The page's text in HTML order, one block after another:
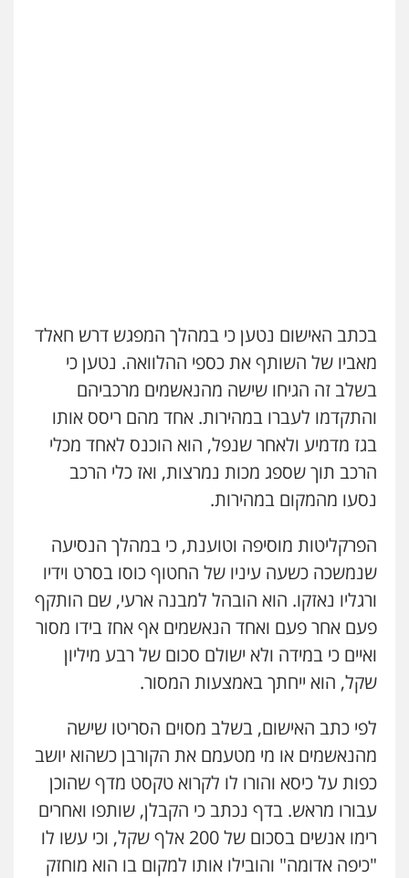
עו"ד זוהר ארבל
פלילי פשיעה חמורה מעצרים וחקירות
קטינים
0538788878
עו"ד אסף דוק
סמים והימורים
חמורה חקירות ומעצרים צווארון לבן והונאה
0526885006
בכתב האישום נטען כי במהלך המפגש דרש חאלד
מאביו של השותף את כספי ההלוואה. נטען כי
בשלב זה הגיחו שישה מהנאשמים מרכביהם
והתקדמו לעברו במהירות. אחד מהם ריסס אותו
בגז מדמיע ולאחר שנפל, הוא הוכנס לאחד מכלי
הרכב תוך שספג מכות נמרצות, ואז כלי הרכב
נסעו מהמקום במהירות.
הפרקליטות מוסיפה וטוענת, כי במהלך הנסיעה
שנמשכה כשעה עיניו של החטוף כוסו בסרט וידיו
ורגליו נאזקו. הוא הובהל למבנה ארעי, שם הותקף
פעם אחר פעם ואחד הנאשמים אף אחז בידו מסור
ואיים כי במידה ולא ישולם סכום של רבע מיליון
שקל, הוא ייחתך באמצעות המסור.
לפי כתב האישום, בשלב מסוים הסריטו שישה
מהנאשמים או מי מטעמם את הקורבן כשהוא יושב
כפות על כיסא והורו לו לקרוא טקסט מדף שהוכן
עבורו מראש. בדף נכתב כי הקבלן, שותפו ואחרים
רימו אנשים בסכום של 200 אלף שקל, וכי עשו לו
"כיפה אדומה" והובילו אותו למקום בו הוא מוחזק
עו"ד אייל אביטל
פלילי פשיעה חמורה מעצרים וחקירות
0544712201